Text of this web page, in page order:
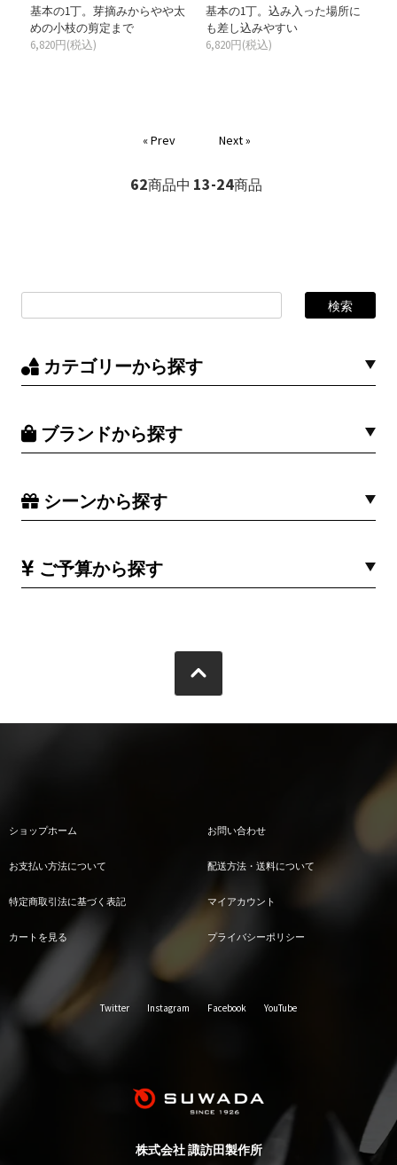
基本の1丁。芽摘みからやや太
めの小枝の剪定まで
6,820円(税込)
基本の1丁。込み入った場所に
も差し込みやすい
6,820円(税込)
« Prev Next »
62商品中 13-24商品
カテゴリーから探す
ブランドから探す
シーンから探す
ご予算から探す
ショップホーム お問い合わせ
お支払い方法について 配送方法・送料について
特定商取引法に基づく表記 マイアカウント
カートを見る プライバシーポリシー
Twitter Instagram Facebook YouTube
株式会社 諏訪田製作所